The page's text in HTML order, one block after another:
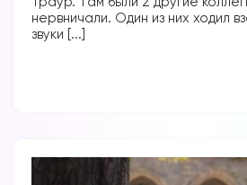
нервничали. Один из них ходил
звуки [...]